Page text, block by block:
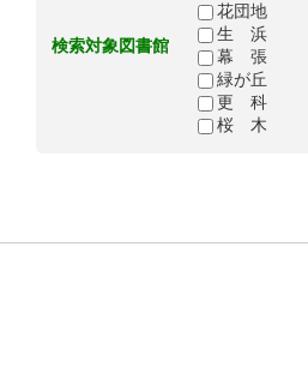
検索対象図書館
花団地
生 浜
幕 張
緑が丘
更 科
桜 木